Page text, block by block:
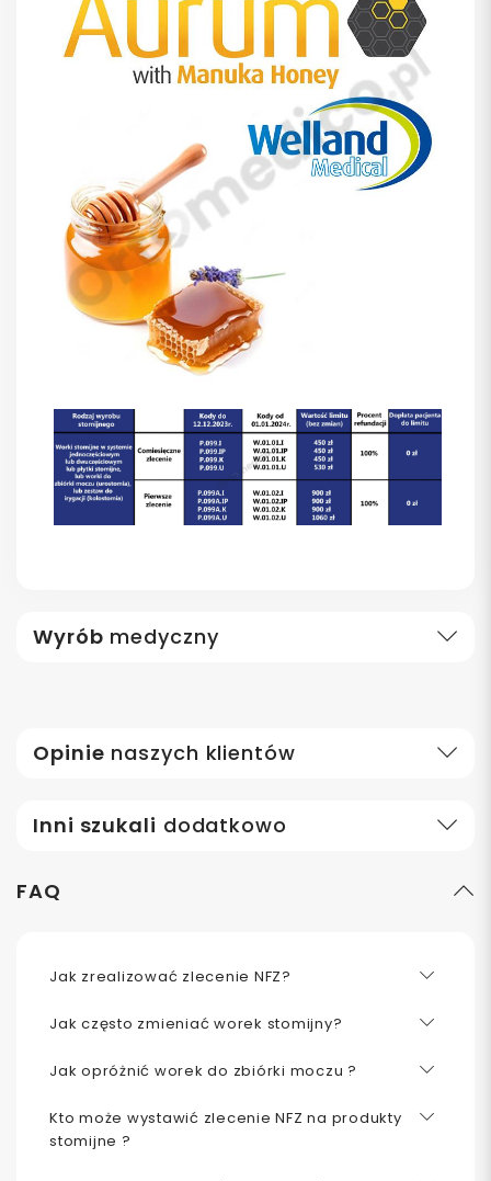
Wyrób medyczny
Opinie naszych klientów
Inni szukali dodatkowo
FAQ
Jak zrealizować zlecenie NFZ?
Jak często zmieniać worek stomijny?
Jak opróżnić worek do zbiórki moczu ?
Kto może wystawić zlecenie NFZ na produkty
stomijne ?